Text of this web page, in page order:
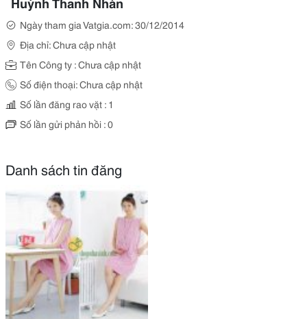
Ngày tham gia Vatgia.com: 30/12/2014
Địa chỉ: Chưa cập nhật
Tên Công ty : Chưa cập nhật
Số điện thoại: Chưa cập nhật
Số lần đăng rao vặt : 1
Số lần gửi phản hồi : 0
Danh sách tin đăng